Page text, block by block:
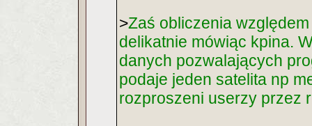
>Zaś obliczenia
delikatnie mówiąc kpina.
danych pozwalających
podaje jeden satelita np
rozproszeni userzy przez